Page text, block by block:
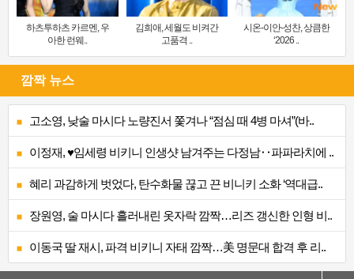
하츠투하츠 카르멘, 우
아한 런웨..
김희애, 세월도 비켜간
고품격 ..
시온-이안-성찬, 상큼한
‘2026 ..
깜짝 뉴스
고소영, 낮술 마시다 노량진서 쫓겨나 “점심 때 4병 마셔”(바..
이정재, ♥임세령 비키니 인생샷 남겨주는 다정남‥파파라치에 ..
혜리 과감하게 벗었다, 탄수화물 끊고 끈 비니키 소화 ‘역대급..
장원영, 술 마시다 흘러내린 옷자락 깜짝…리즈 갱신한 인형 비..
이동국 딸 재시, 파격 비키니 자태 깜짝…美 명문대 합격 후 리..